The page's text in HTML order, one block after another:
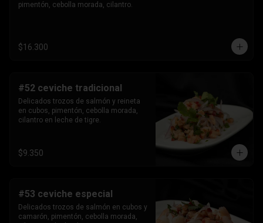
pimentón, cebolla morada, cilantro.
$16.300
#52 ceviche tradicional
Delicados trozos de salmón y reineta
en cubos, pimentón, cebolla morada,
cilantro en leche de tigre.
$9.350
#53 ceviche especial
Delicados trozos de salmón en cubos y
camarón, pimentón, cebolla morada,